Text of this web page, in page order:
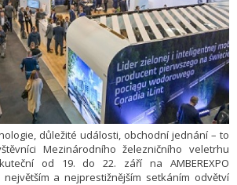
důležité události, obchodní jednání – to
Mezinárodního železničního veletrhu
od 19. do 22. září na AMBEREXPO
největším a nejprestižnějším setkáním odvětví